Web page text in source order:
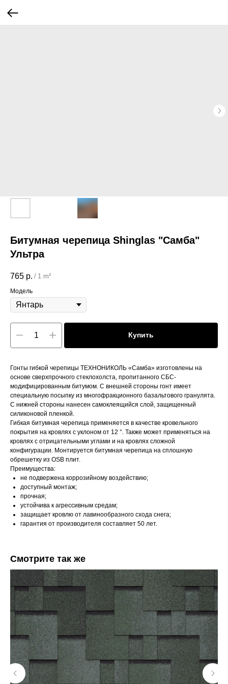
Битумная черепица Shinglas "Самба"
Ультра
765 р. / 1 m²
Модель
Купить
Гонты гибкой черепицы ТЕХНОНИКОЛЬ «Самба» изготовлены на
основе сверхпрочного стеклохолста, пропитанного СБС-
модифицированным битумом. С внешней стороны гонт имеет
специальную посыпку из многофракционного базальтового гранулята.
С нижней стороны нанесен самоклеящийся слой, защищенный
силиконовой пленкой.
Гибкая битумная черепица применяется в качестве кровельного
покрытия на кровлях с уклоном от 12 °. Также может применяться на
кровлях с отрицательными углами и на кровлях сложной
конфигурации. Монтируется битумная черепица на сплошную
обрешетку из OSB плит.
Преимущества:
не подвержена коррозийному воздействию;
доступный монтаж;
прочная;
устойчива к агрессивным средам;
защищает кровлю от лавинообразного схода снега;
гарантия от производителя составляет 50 лет.
Смотрите так же